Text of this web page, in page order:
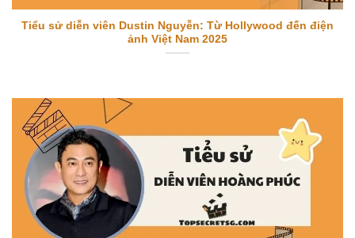
Tiểu sử diễn viên Dustin Nguyễn: Từ Hollywood đến điện
ảnh Việt Nam 2025